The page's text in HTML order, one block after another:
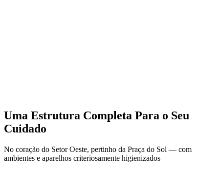
Uma Estrutura Completa Para o Seu
Cuidado
No coração do Setor Oeste, pertinho da Praça do Sol — com
ambientes e aparelhos criteriosamente higienizados